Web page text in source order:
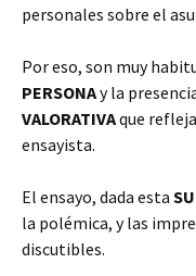
personales sobre el
Por eso, son muy
PERSONAy la
VALORATIVAque
ensayista.
El ensayo, dada esta
la polémica, y las
discutibles.